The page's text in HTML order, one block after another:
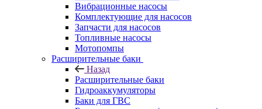
Вибрационные насосы
Комплектующие для насосов
Запчасти для насосов
Топливные насосы
Мотопомпы
Расширительные баки
Назад
Расширительные баки
Гидроаккумуляторы
Баки для ГВС